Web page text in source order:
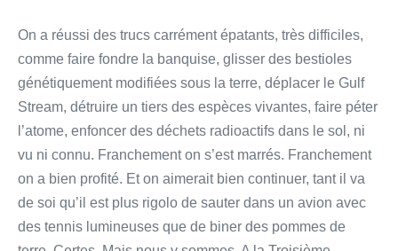
On a réussi des trucs carrément épatants, très difficiles,
comme faire fondre la banquise, glisser des bestioles
génétiquement modifiées sous la terre, déplacer le Gulf
Stream, détruire un tiers des espèces vivantes, faire péter
l’atome, enfoncer des déchets radioactifs dans le sol, ni
vu ni connu. Franchement on s’est marrés. Franchement
on a bien profité. Et on aimerait bien continuer, tant il va
de soi qu’il est plus rigolo de sauter dans un avion avec
des tennis lumineuses que de biner des pommes de